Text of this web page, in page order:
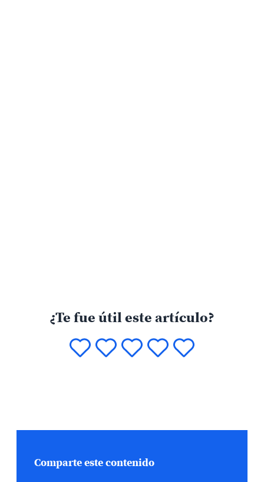
¿Te fue útil este artículo?
Comparte este contenido